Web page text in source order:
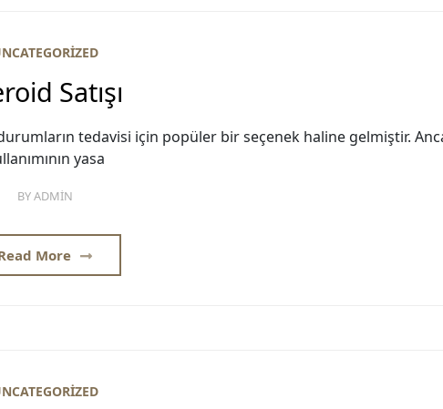
Satışı
tedavisi için popüler bir seçenek haline gelmiştir.
yasa
BYADMIN
More